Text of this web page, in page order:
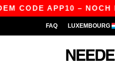
APP10 – NOCH
FAQ LUXEMBOURG